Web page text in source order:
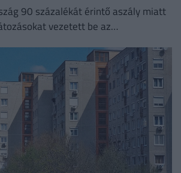
90 százalékát érintő aszály miatt
vezetett be az